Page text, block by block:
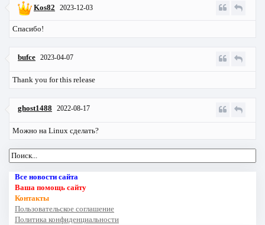
Kos82 2023-12-03
Спасибо!
bufce 2023-04-07
Thank you for this release
ghost1488 2022-08-17
Можно на Linux сделать?
Все новости сайта
Ваша помощь сайту
Контакты
Пользовательское соглашение
Политика конфиденциальности